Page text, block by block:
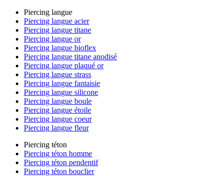
Piercing langue
Piercing langue acier
Piercing langue titane
Piercing langue or
Piercing langue bioflex
Piercing langue titane anodisé
Piercing langue plaqué or
Piercing langue strass
Piercing langue fantaisie
Piercing langue silicone
Piercing langue boule
Piercing langue étoile
Piercing langue coeur
Piercing langue fleur
Piercing téton
Piercing téton homme
Piercing téton pendentif
Piercing téton bouclier